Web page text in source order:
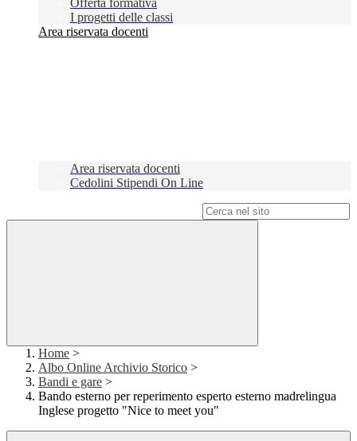
Offerta formativa
I progetti delle classi
Area riservata docenti
Area riservata docenti
Cedolini Stipendi On Line
Home >
Albo Online Archivio Storico >
Bandi e gare >
Bando esterno per reperimento esperto esterno madrelingua
Inglese progetto "Nice to meet you"